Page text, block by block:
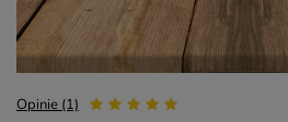
Opinie (1)